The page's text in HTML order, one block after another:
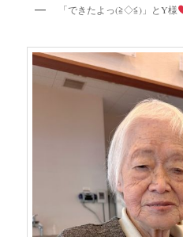
「できたよっ(≧◇≦)」とY様